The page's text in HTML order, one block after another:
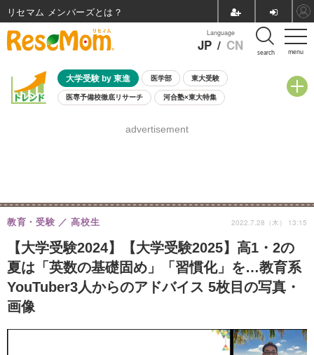
menu
Language
JP / CN search
大学受験 by 東進 医学部 東大受験
医専予備校徹底リサーチ 河合塾×東大特集
8月開催学校説明会・相談会
advertisement
【大学受験2024】【大学受験2025】高1・2の
夏は「英数の基礎固め」「習慣化」を…教育系
YouTuber3人からのアドバイス 5枚目の写真・
画像
教育・受験 高校生 2022.7.28（木） 13:15
リセマム メンバーズ